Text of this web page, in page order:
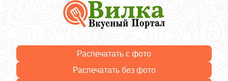
Распечатать с фото
Распечатать без фото